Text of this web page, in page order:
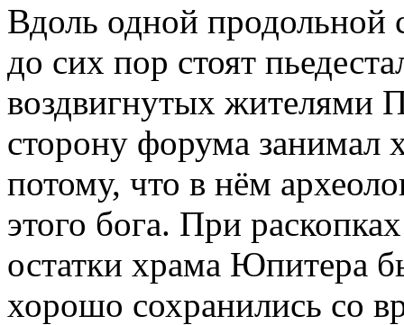
Вдоль одной продольной
до сих пор стоят
воздвигнутых жителями
сторону форума занимал
потому, что в нём
этого бога. При
остатки храма Юпитера
хорошо сохранились со